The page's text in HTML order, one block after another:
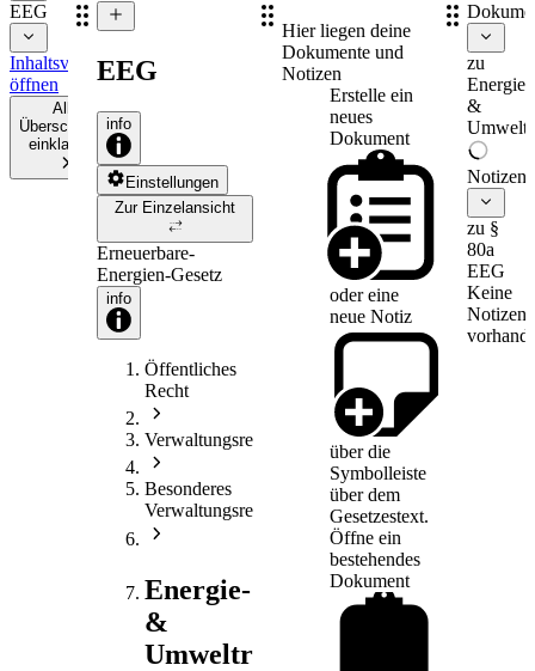
EEG
Inhaltsverzeichnis
öffnen
Alle
Überschriften
einklappen
EEG
info
Einstellungen
Zur Einzelansicht
Erneuerbare-
Energien-Gesetz
info
Öffentliches
Recht
Verwaltungsrecht
Besonderes
Verwaltungsrecht
Energie-
&
Umweltrecht
Hier liegen deine
Dokumente und
Notizen
Erstelle ein
neues
Dokument
oder eine
neue Notiz
über die
Symbolleiste
über dem
Gesetzestext.
Öffne ein
bestehendes
Dokument
zu
Energie-
&
Notizen
zu §
80a
EEG
Keine
Notizen